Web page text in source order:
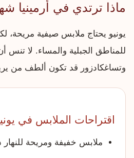
ماذا ترتدي في أرمينيا
يونيو يحتاج ملابس صيفية مريحة،
للمناطق الجبلية والمساء. لا تنس
وتساغكادزور قد تكون ألطف من
اقتراحات الملابس في
ملابس خفيفة ومريحة للنهار